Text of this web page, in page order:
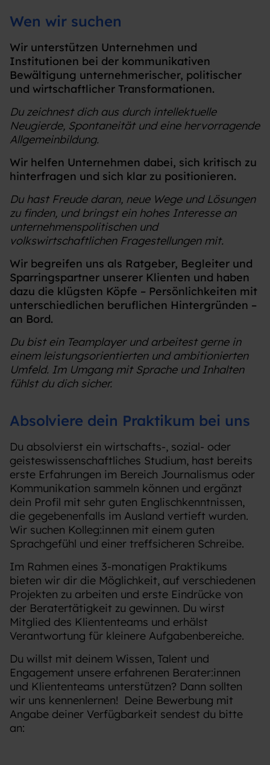
Wen wir suchen
Wir unterstützen Unternehmen und
Institutionen bei der kommunikativen
Bewältigung unternehmerischer, politischer
und wirtschaftlicher Transformationen.
Du zeichnest dich aus durch intellektuelle
Neugierde, Spontaneität und eine hervorragende
Allgemeinbildung.
Wir helfen Unternehmen dabei, sich kritisch zu
hinterfragen und sich klar zu positionieren.
Du hast Freude daran, neue Wege und Lösungen
zu finden, und bringst ein hohes Interesse an
unternehmenspolitischen und
volkswirtschaftlichen Fragestellungen mit.
Wir begreifen uns als Ratgeber, Begleiter und
Sparringspartner unserer Klienten und haben
dazu die klügsten Köpfe – Persönlichkeiten mit
unterschiedlichen beruflichen Hintergründen –
an Bord.
Du bist ein Teamplayer und arbeitest gerne in
einem leistungsorientierten und ambitionierten
Umfeld. Im Umgang mit Sprache und Inhalten
fühlst du dich sicher.
Absolviere dein Praktikum bei uns
Du absolvierst ein wirtschafts-, sozial- oder
geisteswissenschaftliches Studium, hast bereits
erste Erfahrungen im Bereich Journalismus oder
Kommunikation sammeln können und ergänzt
dein Profil mit sehr guten Englischkenntnissen,
die gegebenenfalls im Ausland vertieft wurden.
Wir suchen Kolleg:innen mit einem guten
Sprachgefühl und einer treffsicheren Schreibe.
Im Rahmen eines 3-monatigen Praktikums
bieten wir dir die Möglichkeit, auf verschiedenen
Projekten zu arbeiten und erste Eindrücke von
der Beratertätigkeit zu gewinnen. Du wirst
Mitglied des Kliententeams und erhälst
Verantwortung für kleinere Aufgabenbereiche.
Du willst mit deinem Wissen, Talent und
Engagement unsere erfahrenen Berater:innen
und Kliententeams unterstützen? Dann sollten
wir uns kennenlernen! Deine Bewerbung mit
Angabe deiner Verfügbarkeit sendest du bitte
an: